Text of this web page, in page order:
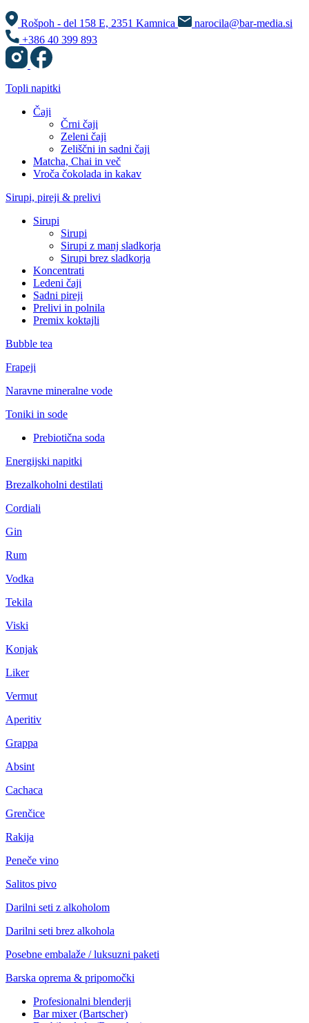
Rošpoh - del 158 E, 2351 Kamnica
narocila@bar-media.si
+386 40 399 893
Topli napitki
Čaji
Črni čaji
Zeleni čaji
Zeliščni in sadni čaji
Matcha, Chai in več
Vroča čokolada in kakav
Sirupi, pireji & prelivi
Sirupi
Sirupi
Sirupi z manj sladkorja
Sirupi brez sladkorja
Koncentrati
Ledeni čaji
Sadni pireji
Prelivi in polnila
Premix koktajli
Bubble tea
Frapeji
Naravne mineralne vode
Toniki in sode
Prebiotična soda
Energijski napitki
Brezalkoholni destilati
Cordiali
Gin
Rum
Vodka
Tekila
Viski
Konjak
Liker
Vermut
Aperitiv
Grappa
Absint
Cachaca
Grenčice
Rakija
Peneče vino
Salitos pivo
Darilni seti z alkoholom
Darilni seti brez alkohola
Posebne embalaže / luksuzni paketi
Barska oprema & pripomočki
Profesionalni blenderji
Bar mixer (Bartscher)